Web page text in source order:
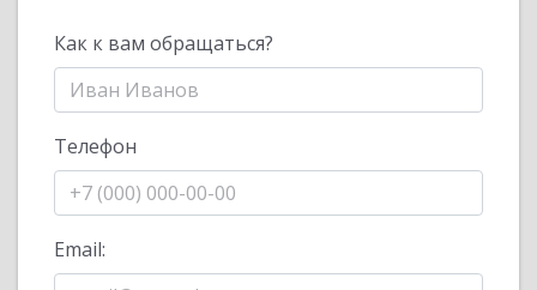
Как к вам обращаться?
Телефон
Email: